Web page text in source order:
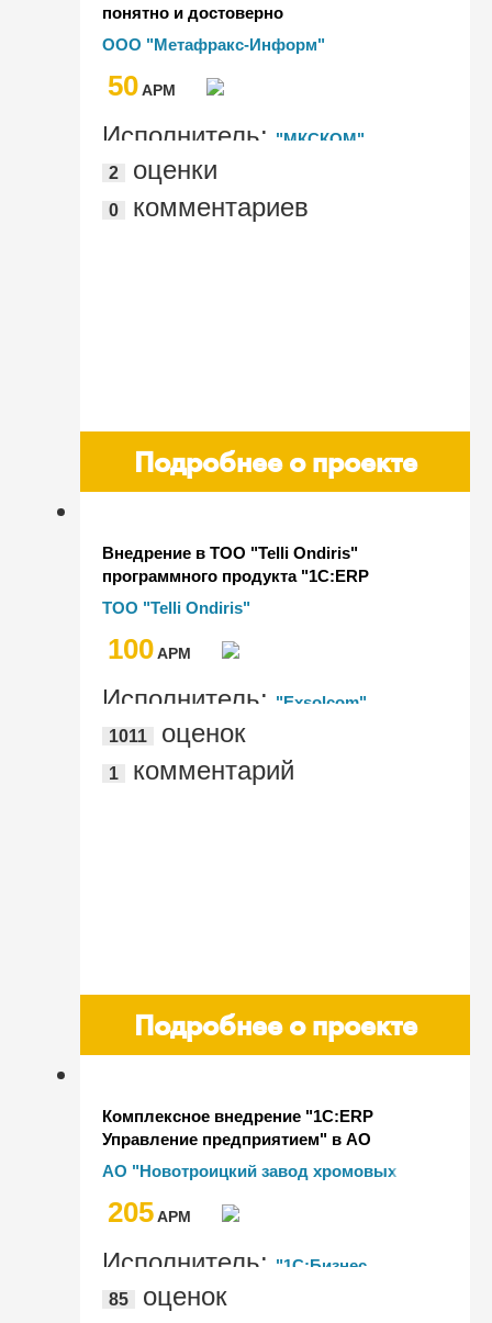
понятно и достоверно
ООО "Метафракс-Информ"
50AРМ
Исполнитель: "МКСКОМ"
2
оценки
0 комментариев
Подробнее о проекте
Внедрение в ТОО "Telli Ondiris"
программного продукта "1С:ERP
Управление предприятием для
ТОО "Telli Ondiris"
100AРМ
Исполнитель: "Exsolcom"
1011
оценок
1 комментарий
Подробнее о проекте
Комплексное внедрение "1С:ERP
Управление предприятием" в АО
"Новотроицкий завод хромовых
соединений"
АО "Новотроицкий завод хромовых
205AРМ
Исполнитель: "1С:Бизнес
решения"
85
оценок